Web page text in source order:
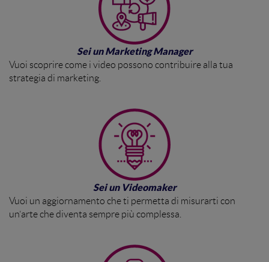
Sei un Marketing Manager
Vuoi scoprire come i video possono contribuire alla tua
strategia di marketing.
Sei un Videomaker
Vuoi un aggiornamento che ti permetta di misurarti con
un’arte che diventa sempre più complessa.